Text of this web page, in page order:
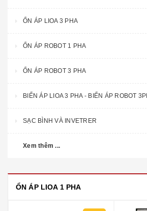
ỔN ÁP LIOA 3 PHA
ỔN ÁP ROBOT 1 PHA
ỔN ÁP ROBOT 3 PHA
BIẾN ÁP LIOA 3 PHA - BIẾN ÁP ROBOT
SẠC BÌNH VÀ INVETRER
Xem thêm ...
ỔN ÁP LIOA 1 PHA